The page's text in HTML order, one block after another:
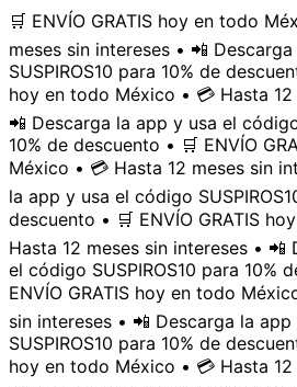
🛒 ENVÍO GRATIS hoy en todo
meses sin intereses • 📲
SUSPIROS10 para 10% de
hoy en todo México • 💳 Hasta 12
📲 Descarga la app y usa el
10% de descuento • 🛒 ENVÍO
México • 💳 Hasta 12 meses sin
la app y usa el código
descuento • 🛒 ENVÍO GRATIS
Hasta 12 meses sin intereses • 📲
el código SUSPIROS10 para 10%
ENVÍO GRATIS hoy en todo
sin intereses • 📲 Descarga la
SUSPIROS10 para 10% de
hoy en todo México • 💳 Hasta 12